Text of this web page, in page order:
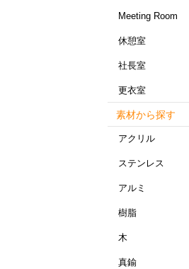
Meeting Room
休憩室
社長室
更衣室
素材から探す
アクリル
ステンレス
アルミ
樹脂
木
真鍮